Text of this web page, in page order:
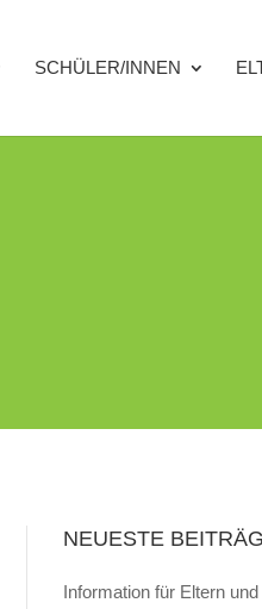
SCHÜLER/INNEN
NEUESTE
Information für Eltern